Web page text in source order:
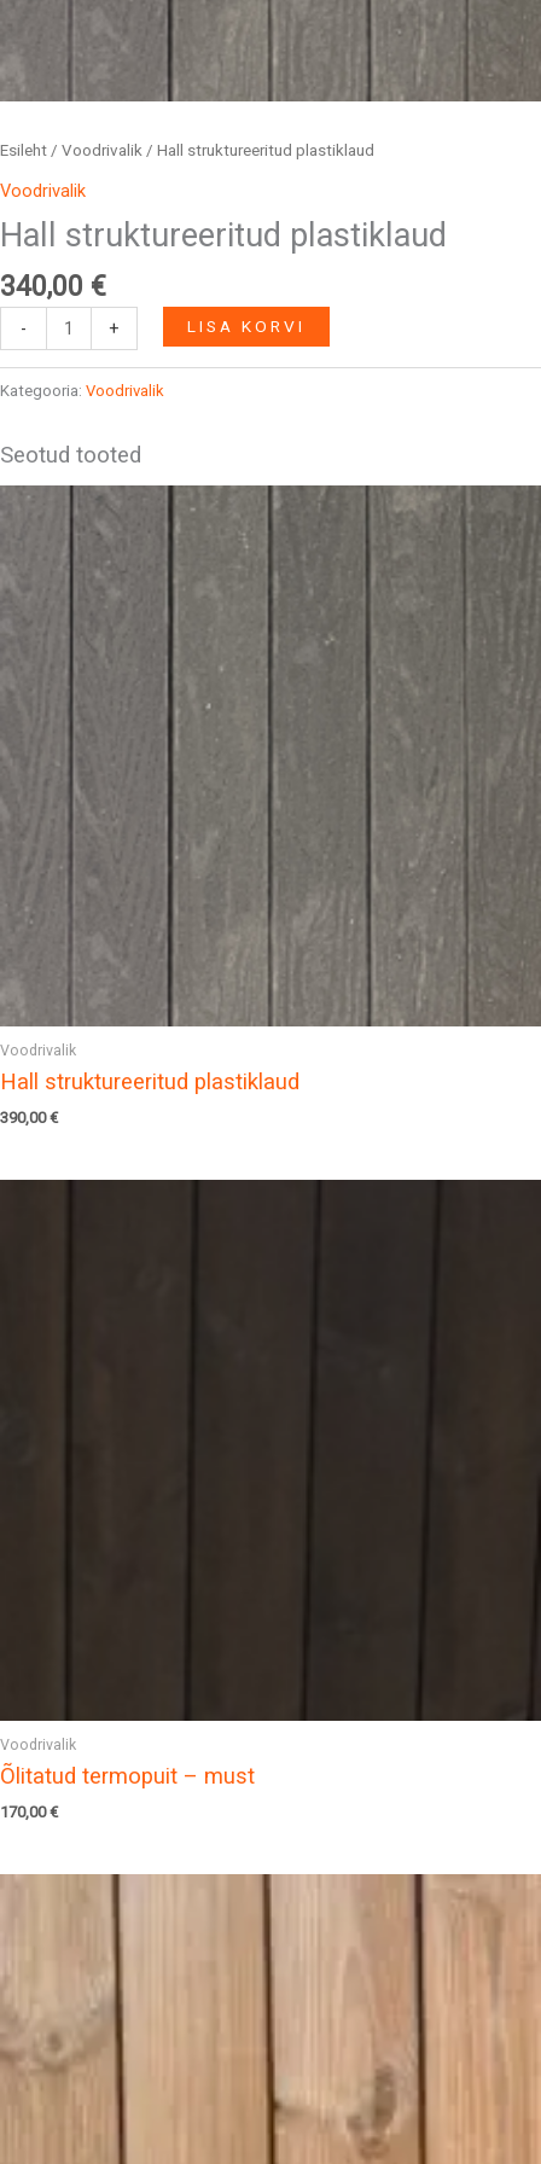
Esileht / Voodrivalik / Hall struktureeritud plastiklaud
Voodrivalik
Hall struktureeritud plastiklaud
340,00 €
- + LISA KORVI
Kategooria: Voodrivalik
Seotud tooted
Voodrivalik
Hall struktureeritud plastiklaud
390,00€
Voodrivalik
Õlitatud termopuit – must
170,00€